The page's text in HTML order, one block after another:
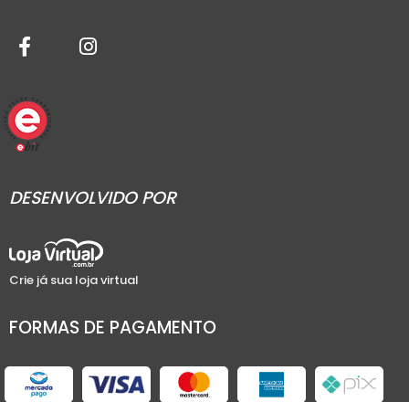
DESENVOLVIDO POR
Crie já sua loja virtual
FORMAS DE PAGAMENTO